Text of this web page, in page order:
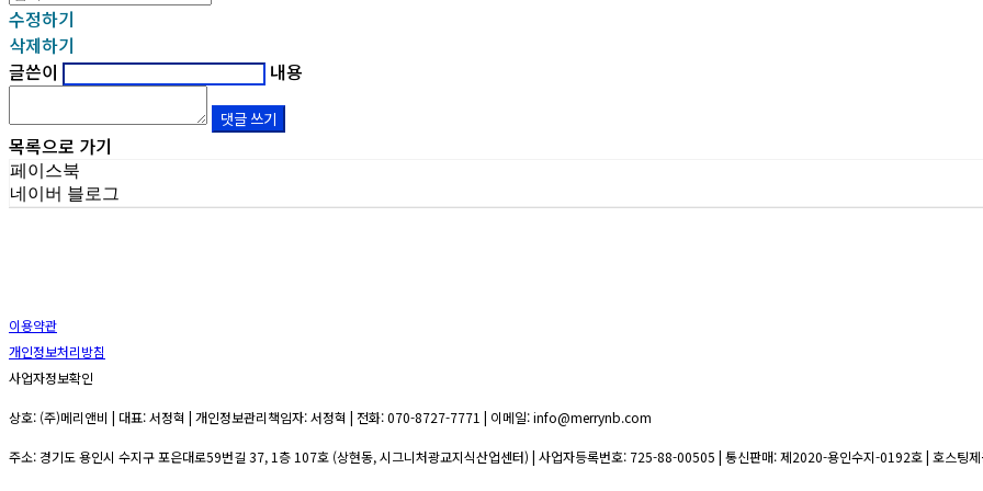
수정하기
삭제하기
글쓴이
내용
댓글 쓰기
목록으로 가기
페이스북
네이버 블로그
이용약관
개인정보처리방침
사업자정보확인
상호: (주)메리앤비 | 대표: 서정혁 | 개인정보관리책임자: 서정혁 | 전화: 070-8727-7771 | 이메일: info@merrynb.com
주소: 경기도 용인시 수지구 포은대로59번길 37, 1층 107호 (상현동, 시그니처광교지식산업센터) | 사업자등록번호: 725-88-00505 | 통신판매:제2020-용인수지-0192호| 호스팅